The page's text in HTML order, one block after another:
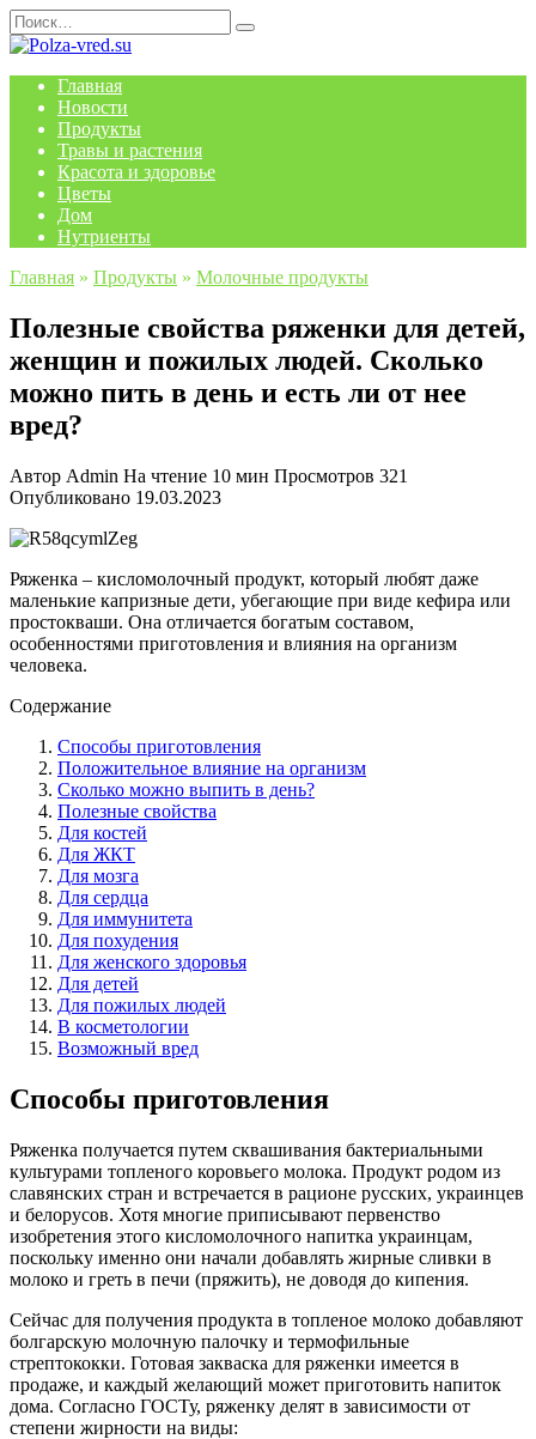
Перейти
к
Search
for:
Главная
Новости
Продукты
Травы и растения
Красота и здоровье
Цветы
Дом
Нутриенты
Главная » Продукты » Молочные продукты
Полезные свойства ряженки для детей,
женщин и пожилых людей. Сколько
можно пить в день и есть ли от нее
вред?
Автор Admin На чтение 10 мин Просмотров 321
Опубликовано 19.03.2023
Ряженка – кисломолочный продукт, который любят даже
маленькие капризные дети, убегающие при виде кефира или
простокваши. Она отличается богатым составом,
особенностями приготовления и влияния на организм
человека.
Содержание
Способы приготовления
Положительное влияние на организм
Сколько можно выпить в день?
Полезные свойства
Для костей
Для ЖКТ
Для мозга
Для сердца
Для иммунитета
Для похудения
Для женского здоровья
Для детей
Для пожилых людей
В косметологии
Возможный вред
Способы приготовления
Ряженка получается путем сквашивания бактериальными
культурами топленого коровьего молока. Продукт родом из
славянских стран и встречается в рационе русских, украинцев
и белорусов. Хотя многие приписывают первенство
изобретения этого кисломолочного напитка украинцам,
поскольку именно они начали добавлять жирные сливки в
молоко и греть в печи (пряжить), не доводя до кипения.
Сейчас для получения продукта в топленое молоко добавляют
болгарскую молочную палочку и термофильные
стрептококки. Готовая закваска для ряженки имеется в
продаже, и каждый желающий может приготовить напиток
дома. Согласно ГОСТу, ряженку делят в зависимости от
степени жирности на виды: